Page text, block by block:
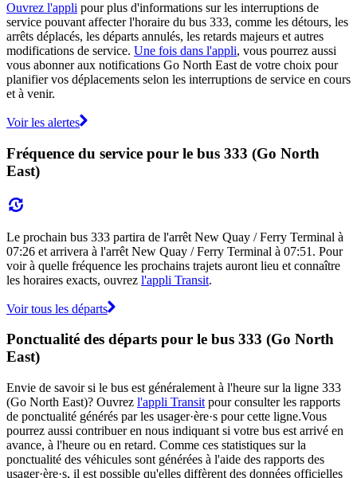
Ouvrez l'appli pour plus d'informations sur les interruptions de
service pouvant affecter l'horaire du bus 333, comme les détours, les
arrêts déplacés, les départs annulés, les retards majeurs et autres
modifications de service. Une fois dans l'appli, vous pourrez aussi
vous abonner aux notifications Go North East de votre choix pour
planifier vos déplacements selon les interruptions de service en cours
et à venir.
Voir les alertes
Fréquence du service pour le bus 333 (Go North
East)
Le prochain bus 333 partira de l'arrêt New Quay / Ferry Terminal à
07:26 et arrivera à l'arrêt New Quay / Ferry Terminal à 07:51. Pour
voir à quelle fréquence les prochains trajets auront lieu et connaître
les horaires exacts, ouvrez l'appli Transit.
Voir tous les départs
Ponctualité des départs pour le bus 333 (Go North
East)
Envie de savoir si le bus est généralement à l'heure sur la ligne 333
(Go North East)? Ouvrez l'appli Transit pour consulter les rapports
de ponctualité générés par les usager·ère·s pour cette ligne.Vous
pourrez aussi contribuer en nous indiquant si votre bus est arrivé en
avance, à l'heure ou en retard. Comme ces statistiques sur la
ponctualité des véhicules sont générées à l'aide des rapports des
usager·ère·s, il est possible qu'elles diffèrent des données officielles